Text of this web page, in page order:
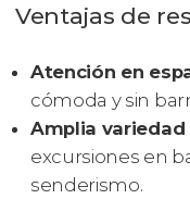
Ventajas de
Atención en
cómoda y sin
Amplia
excursiones en
senderismo.